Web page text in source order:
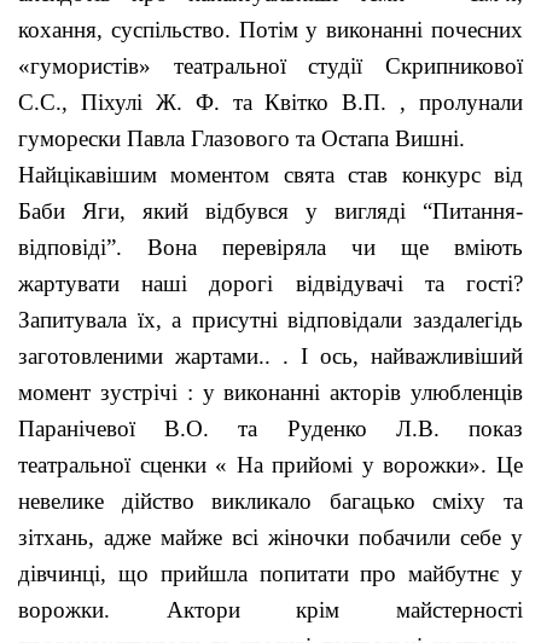
кохання, суспільство. Потім у виконанні почесних
«гумористів» театральної студії Скрипникової
С.С., Піхулі Ж. Ф. та Квітко В.П. , пролунали
гуморески Павла Глазового та Остапа Вишні.
Найцікавішим моментом свята став конкурс від
Баби Яги, який відбувся у вигляді “Питання-
відповіді”. Вона перевіряла чи ще вміють
жартувати наші дорогі відвідувачі та гості?
Запитувала їх, а присутні відповідали заздалегідь
заготовленими жартами.. . І ось, найважливіший
момент зустрічі : у виконанні акторів улюбленців
Паранічевої В.О. та Руденко Л.В. показ
театральної сценки « На прийомі у ворожки». Це
невелике дійство викликало багацько сміху та
зітхань, адже майже всі жіночки побачили себе у
дівчинці, що прийшла попитати про майбутнє у
ворожки. Актори крім майстерності